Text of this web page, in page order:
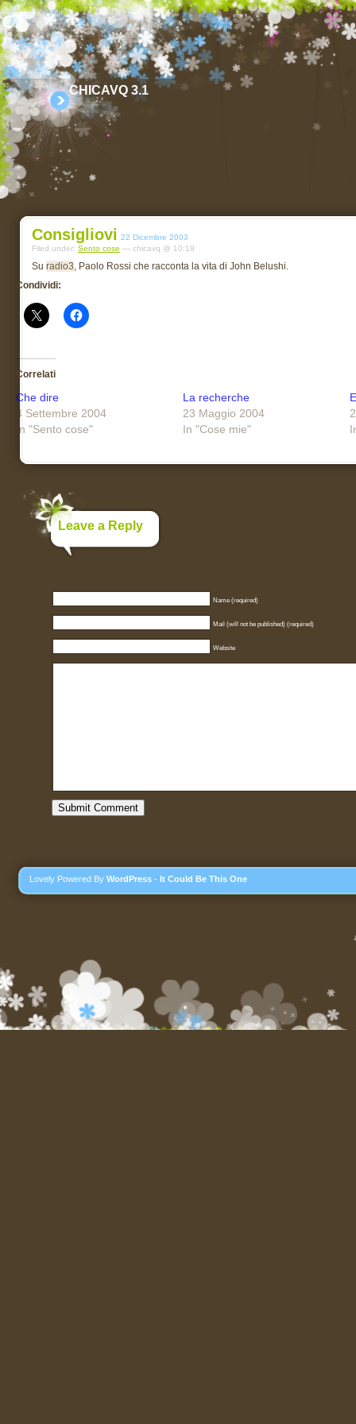
CHICAVQ 3.1
Consigliovi 22 Dicembre 2003
Filed under: Sento cose — chicavq @ 10:19
Su radio3, Paolo Rossi che racconta la vita di John Belushi.
Condividi:
Correlati
Che dire
4 Settembre 2004
In "Sento cose"
La recherche
23 Maggio 2004
In "Cose mie"
Leave a Reply
Name (required)
Mail (will not be published) (required)
Website
Lovely Powered By WordPress - It Could Be This One